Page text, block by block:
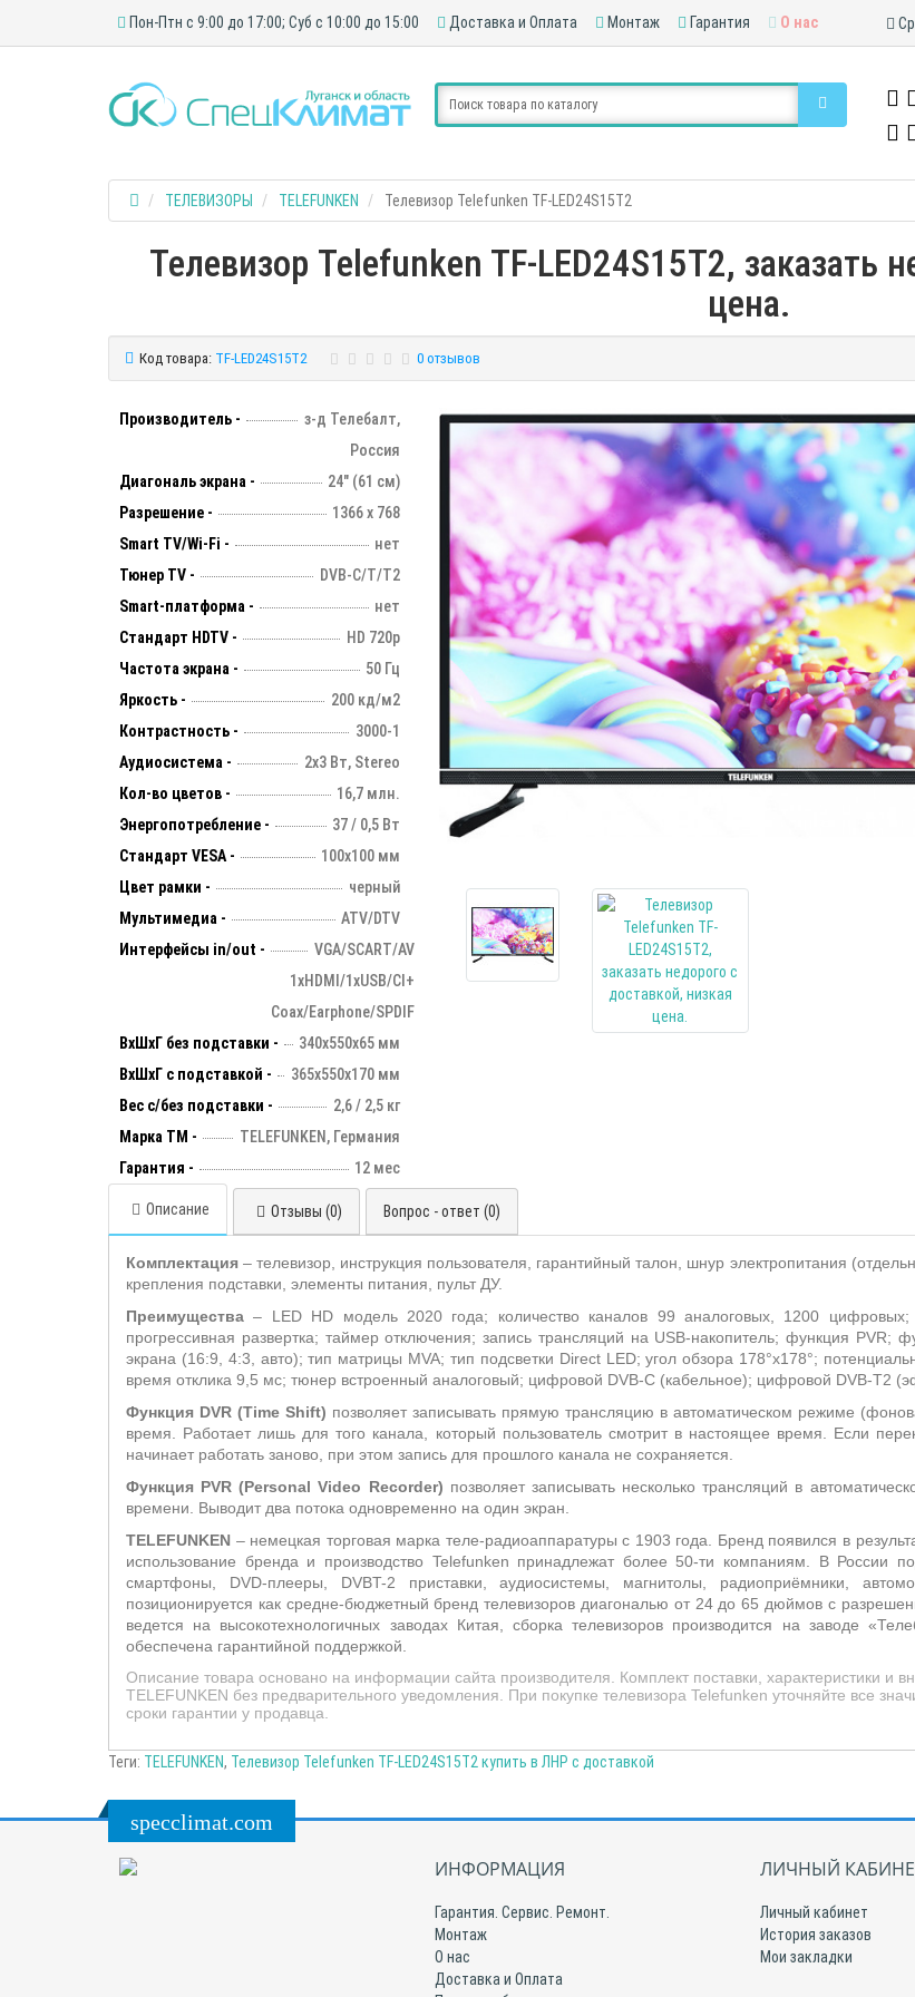
Пон-Птн с 9:00 до 17:00; Суб с 10:00 до 15:00 Доставка и Оплата Монтаж Гарантия О нас
ТЕЛЕВИЗОРЫ TELEFUNKEN Телевизор Telefunken TF-LED24S15T2
Телевизор Telefunken TF-LED24S15T2, заказать
цена.
Код товара: TF-LED24S15T2 0 отзывов
Производитель -
з-д Телебалт,
Россия
Диагональ экрана -
24" (61 см)
Разрешение -
1366 х 768
Smart TV/Wi-Fi -
нет
Тюнер TV -
DVB-C/T/T2
Smart-платформа -
нет
Стандарт HDTV -
HD 720p
Частота экрана -
50 Гц
Яркость -
200 кд/м2
Контрастность -
3000-1
Аудиосистема -
2х3 Вт, Stereo
Кол-во цветов -
16,7 млн.
Энергопотребление -
37 / 0,5 Вт
Стандарт VESA -
100х100 мм
Цвет рамки -
черный
Мультимедиа -
ATV/DTV
Интерфейсы in/out -
VGA/SCART/AV
1xHDMI/1xUSB/CI+
Coax/Earphone/SPDIF
ВхШхГ без подставки -
340х550х65 мм
ВхШхГ с подставкой -
365x550x170 мм
Вес с/без подставки -
2,6 / 2,5 кг
Марка ТМ -
TELEFUNKEN, Германия
Гарантия -
12 мес
Описание Отзывы (0) Вопрос - ответ (0)
Комплектация– телевизор, инструкция пользователя, гарантийный талон, шнур электропитания
крепления подставки, элементы питания, пульт ДУ.
Преимущества– LED HD модель 2020 года; количество каналов 99 аналоговых, 1200
прогрессивная развертка; таймер отключения; запись трансляций на USB-накопитель; функция
экрана (16:9, 4:3, авто); тип матрицы MVA; тип подсветки Direct LED; угол обзора 178°х178°;
время отклика 9,5 мс; тюнер встроенный аналоговый; цифровой DVB-C (кабельное); цифровой DVB-T2
Функция DVR (Time Shift) позволяет записывать прямую трансляцию в автоматическом режиме
время. Работает лишь для того канала, который пользователь смотрит в настоящее время. Если
начинает работать заново, при этом запись для прошлого канала не сохраняется.
Функция PVR (Personal Video Recorder) позволяет записывать несколько трансляций в
времени. Выводит два потока одновременно на один экран.
TELEFUNKEN – немецкая торговая марка теле-радиоаппаратуры с 1903 года. Бренд появился в
использование бренда и производство Telefunken принадлежат более 50-ти компаниям. В России
смартфоны, DVD-плееры, DVBT-2 приставки, аудиосистемы, магнитолы, радиоприёмники,
позиционируется как средне-бюджетный бренд телевизоров диагональю от 24 до 65 дюймов с
ведется на высокотехнологичных заводах Китая, сборка телевизоров производится на заводе
обеспечена гарантийной поддержкой.
Описание товара основано на информации сайта производителя. Комплект поставки, характеристики и
TELEFUNKEN без предварительного уведомления. При покупке телевизора Telefunken уточняйте все
сроки гарантии у продавца.
Теги: TELEFUNKEN, Телевизор Telefunken TF-LED24S15T2 купить в ЛНР с доставкой
specclimat.com
ИНФОРМАЦИЯ
Гарантия. Сервис. Ремонт.
Монтаж
О нас
Доставка и Оплата
ЛИЧНЫЙ
Личный кабинет
История заказов
Мои закладки